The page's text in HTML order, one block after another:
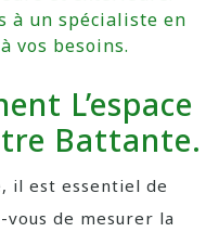
à un spécialiste en
vos besoins.
L’espace
Battante.
il est essentiel de
vous de mesurer la